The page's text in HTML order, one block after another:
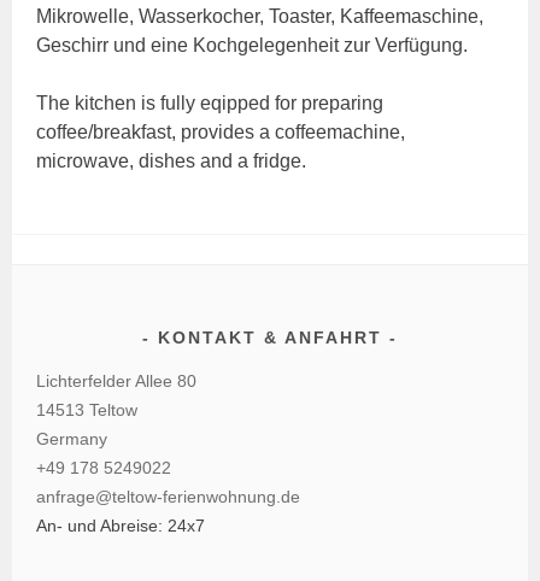
Mikrowelle, Wasserkocher, Toaster, Kaffeemaschine,
Geschirr und eine Kochgelegenheit zur Verfügung.
The kitchen is fully eqipped for preparing
coffee/breakfast, provides a coffeemachine,
microwave, dishes and a fridge.
KONTAKT & ANFAHRT
Lichterfelder Allee 80
14513 Teltow
Germany
+49 178 5249022
anfrage@teltow-ferienwohnung.de
An- und Abreise: 24x7